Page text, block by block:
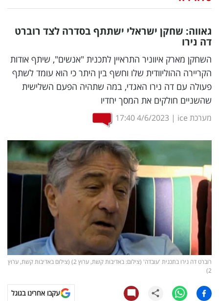
דיגיטל
וטק
שיווק
ופרסום
משפט
מדדים
דעות
רכילות
עסקית
קריפטו
ויראלי
טלוויזיה
גאווה: שחקן ישראלי ישתתף בסדרה לצד רוברט
דה נירו
השחקן מארק איווניר התראיין לתכנית "אנשים", שיתף אודות
הקריירה ההוליוודית שלו וחשף בין היתר כי הוא עומד לשתף
פעולה עם דה נירו האגדי, במה שתהיה הפעם השלישית
שהשניים חולקים את המסך יחדיו
מערכת ice |
4/6/2023
17:40
רוברט דה נירו בתכנית 'עובדה' (צילום: באדיבות קשת, ערוץ 2) (צילום באדיבות קשת, ערוץ
2)
עקבו אחרינו בגוגל